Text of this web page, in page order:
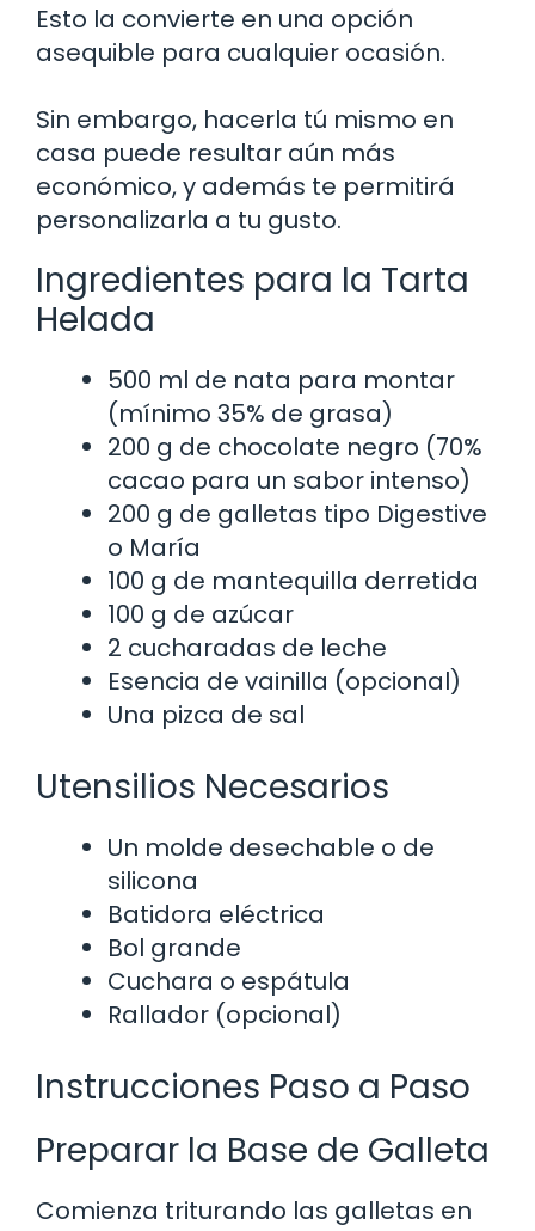
Esto la convierte en una opción
asequible para cualquier ocasión.
Sin embargo, hacerla tú mismo en
casa puede resultar aún más
económico, y además te permitirá
personalizarla a tu gusto.
Ingredientes para la Tarta
Helada
500 ml de nata para montar
(mínimo 35% de grasa)
200 g de chocolate negro (70%
cacao para un sabor intenso)
200 g de galletas tipo Digestive
o María
100 g de mantequilla derretida
100 g de azúcar
2 cucharadas de leche
Esencia de vainilla (opcional)
Una pizca de sal
Utensilios Necesarios
Un molde desechable o de
silicona
Batidora eléctrica
Bol grande
Cuchara o espátula
Rallador (opcional)
Instrucciones Paso a Paso
Preparar la Base de Galleta
Comienza triturando las galletas en